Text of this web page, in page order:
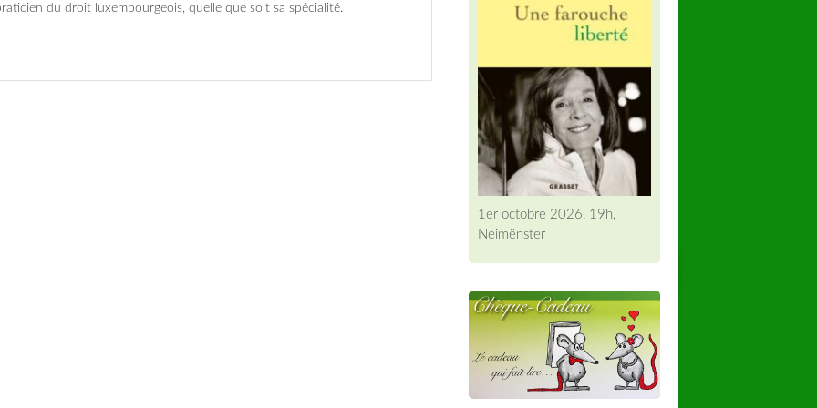
du droit luxembourgeois, quelle que soit sa spécialité.
1er octobre 2026, 19h,
Neimënster